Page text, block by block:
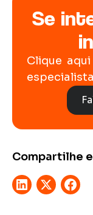
Se
Clique
Compartilhe